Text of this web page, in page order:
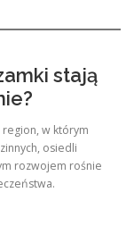
stają
w którym
osiedli
rozwojem rośnie